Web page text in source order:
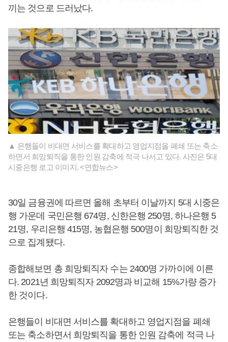
끼는 것으로 드러났다.
▲ 은행들이 비대면 서비스를 확대하고 영업지점을 폐쇄 또는 축소
하면서 희망퇴직을 통한 인원 감축에 적극 나서고 있다. 사진은 5대
시중은행 로고 이미지. <연합뉴스>
30일 금융권에 따르면 올해 초부터 이날까지 5대 시중은
행 가운데 국민은행 674명, 신한은행 250명, 하나은행 5
21명, 우리은행 415명, 농협은행 500명이 희망퇴직한 것
으로 집계됐다.
종합해보면 총 희망퇴직자 수는 2400명 가까이에 이른
다. 2021년 희망퇴직자 2092명과 비교해 15%가량 증가
한 것이다.
은행들이 비대면 서비스를 확대하고 영업지점을 폐쇄
또는 축소하면서 희망퇴직을 통한 인원 감축에 적극 나